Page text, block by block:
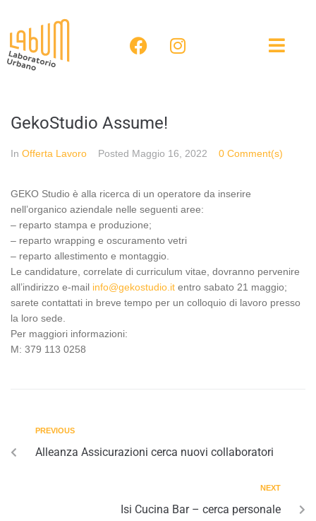
GekoStudio Assume!
In Offerta Lavoro Posted Maggio 16, 2022 0 Comment(s)
GEKO Studio è alla ricerca di un operatore da inserire
nell’organico aziendale nelle seguenti aree:
– reparto stampa e produzione;
– reparto wrapping e oscuramento vetri
– reparto allestimento e montaggio.
Le candidature, correlate di curriculum vitae, dovranno pervenire
all’indirizzo e-mail info@gekostudio.it entro sabato 21 maggio;
sarete contattati in breve tempo per un colloquio di lavoro presso
la loro sede.
Per maggiori informazioni:
M: 379 113 0258
PREVIOUS
Alleanza Assicurazioni cerca nuovi collaboratori
NEXT
Isi Cucina Bar – cerca personale